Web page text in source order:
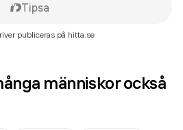
Tipsa
publiceras på hitta.se
människor också